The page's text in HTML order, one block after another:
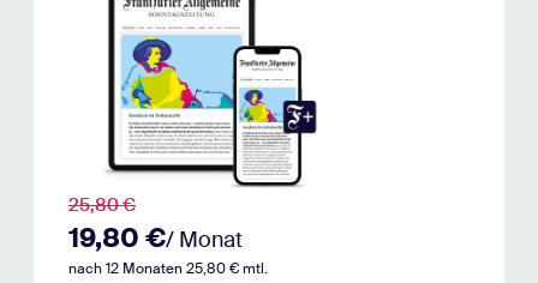
25,80 €
19,80 €/ Monat
nach 12 Monaten 25,80 € mtl.